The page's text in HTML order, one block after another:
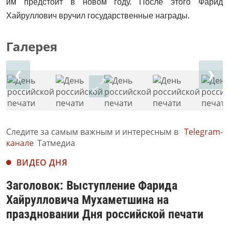
им предстоит в новом году. После этого Фарид
Хайруллович вручил государственные награды.
Галерея
❮ ❯
Следите за самым важным и интересным в Telegram-
канале Татмедиа
ВИДЕО ДНЯ
Заголовок: Выступление Фарида
Хайрулловича Мухаметшина на
праздновании Дня российской печати